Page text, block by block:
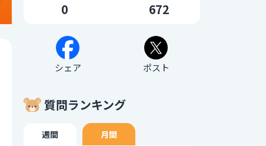
0 672
シェア ポスト
質問ランキング
週間 月間